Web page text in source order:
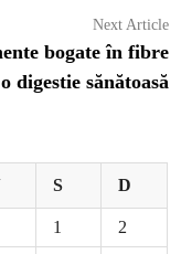
Next Article
bogate în fibre
digestie sănătoasă
S D
1 2